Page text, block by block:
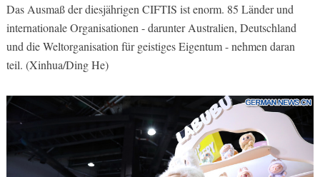
Das Ausmaß der diesjährigen CIFTIS ist enorm. 85 Länder und
internationale Organisationen - darunter Australien, Deutschland
und die Weltorganisation für geistiges Eigentum - nehmen daran
teil. (Xinhua/Ding He)